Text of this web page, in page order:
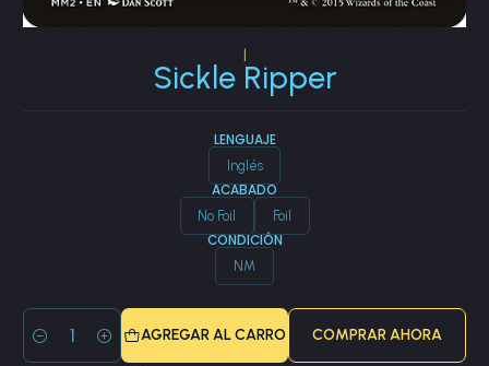
Sickle Ripper
LENGUAJE
Inglés
ACABADO
No Foil Foil
CONDICIÓN
NM
Cantidad
AGREGAR AL CARRO COMPRAR AHORA